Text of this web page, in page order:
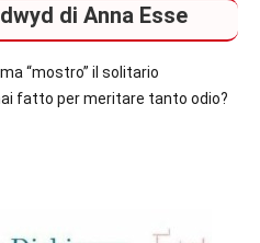
di Anna Esse
“mostro” il solitario
fatto per meritare tanto odio?